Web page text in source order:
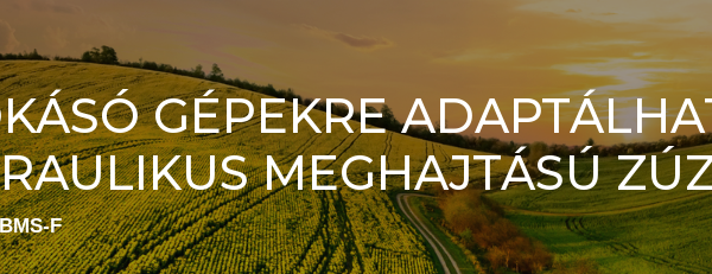
GÉPEKRE
MEGHAJTÁSÚ
BMS-F